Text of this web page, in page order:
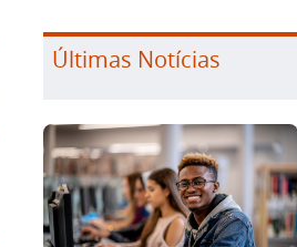
Últimas Notícias